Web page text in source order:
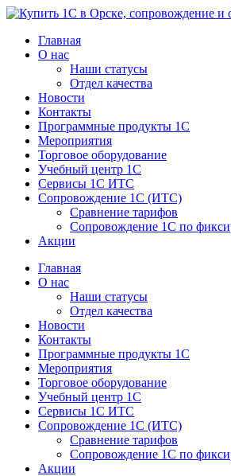
Перейти
содержимому
Главная
О нас
Наши статусы
Отдел качества
Новости
Контакты
Программные продукты 1C
Мероприятия
Торговое оборудование
Учебный центр 1C
Сервисы 1C ИТС
Сопровождение 1С (ИТС)
Сравнение тарифов
Сопровождение 1С по
Акции
Главная
О нас
Наши статусы
Отдел качества
Новости
Контакты
Программные продукты 1C
Мероприятия
Торговое оборудование
Учебный центр 1C
Сервисы 1C ИТС
Сопровождение 1С (ИТС)
Сравнение тарифов
Сопровождение 1С по
Акции